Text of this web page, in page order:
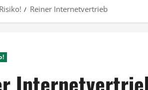
Reiner Internetvertrieb